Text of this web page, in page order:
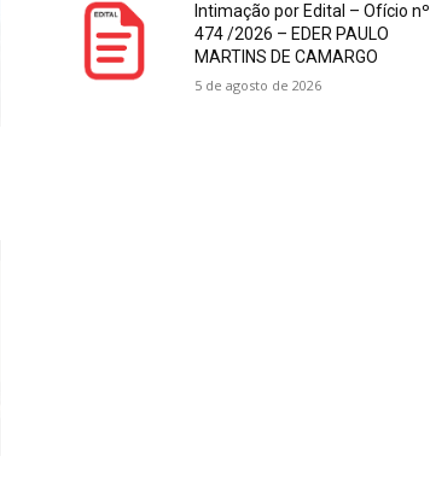
Intimação por Edital – Ofício nº
474 /2026 – EDER PAULO
MARTINS DE CAMARGO
5 de agosto de 2026